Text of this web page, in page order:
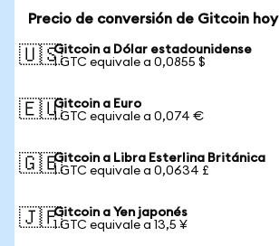
Precio de conversión de Gitcoin hoy
🇺🇸Gitcoin a Dólar estadounidense
1 GTC equivale a 0,0855 $
🇪🇺Gitcoin a Euro
1 GTC equivale a 0,074 €
🇬🇧Gitcoin a Libra Esterlina Británica
1 GTC equivale a 0,0634 £
🇯🇵Gitcoin a Yen japonés
1 GTC equivale a 13,5 ¥